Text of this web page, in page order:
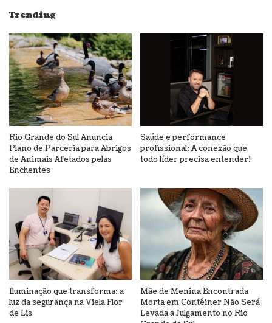
Trending
Rio Grande do Sul Anuncia
Plano de Parceria para Abrigos
de Animais Afetados pelas
Enchentes
Saúde e performance
profissional: A conexão que
todo líder precisa entender!
Iluminação que transforma: a
luz da segurança na Viela Flor
de Lis
Mãe de Menina Encontrada
Morta em Contêiner Não Será
Levada a Julgamento no Rio